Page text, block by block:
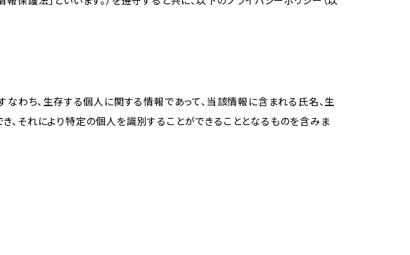
わち、生存する個人に関する情報であって、当該情報に含まれる氏名、生
それにより特定の個人を識別することができることとなるものを含みま